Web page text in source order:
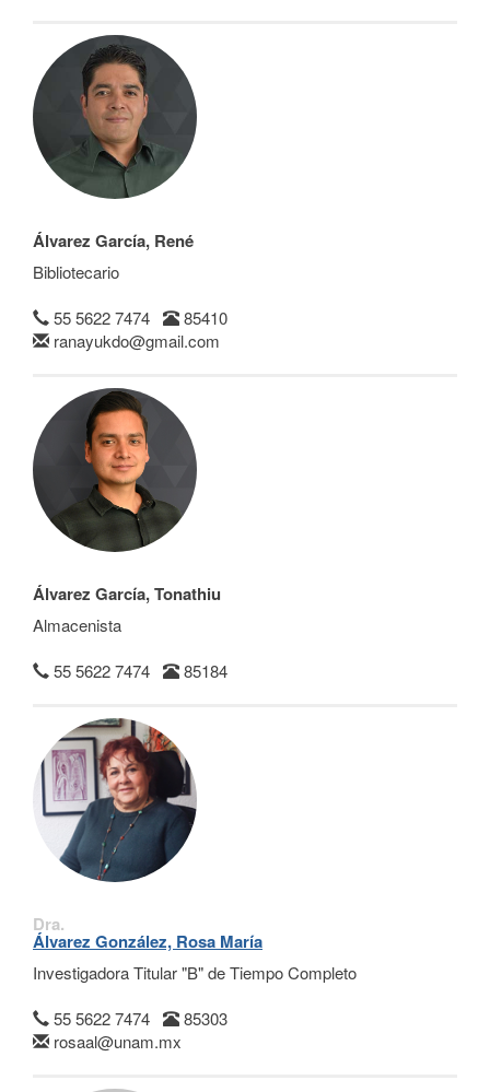
Álvarez García, René
Bibliotecario
55 5622 7474
85410
ranayukdo@gmail.com
Álvarez García, Tonathiu
Almacenista
55 5622 7474
85184
Dra.
Álvarez González, Rosa María
Investigadora Titular "B" de Tiempo Completo
55 5622 7474
85303
rosaal@unam.mx